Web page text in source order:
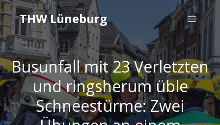
THW Lüneburg
Busunfall mit 23 Verletzten
und ringsherum üble
Schneestürme: Zwei